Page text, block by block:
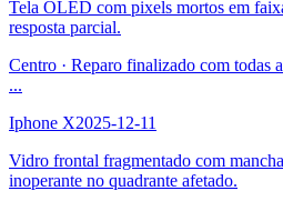
Tela OLED com pixels mortos em
resposta parcial.
Centro · Reparo finalizado com todas
...
Iphone X2025-12-11
Vidro frontal fragmentado com
inoperante no quadrante afetado.